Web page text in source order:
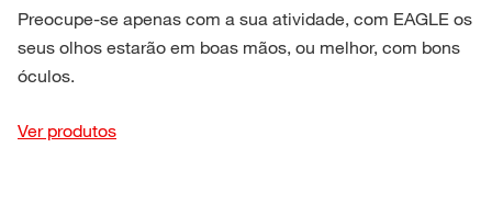
Preocupe-se apenas com a sua atividade, com EAGLE os
seus olhos estarão em boas mãos, ou melhor, com bons
óculos.
Ver produtos